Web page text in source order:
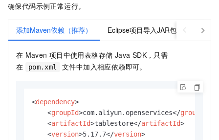
确保代码示例正常运行。
添加Maven依赖（推荐） Eclipse项目导入JAR包
在 Maven 项目中使用表格存储 Java SDK，只需
在
pom.xml 文件中加入相应依赖即可。
<dependency>
<groupId>com.aliyun.openservices</groupId
<artifactId>tablestore</artifactId>
<version>5.17.7</version>